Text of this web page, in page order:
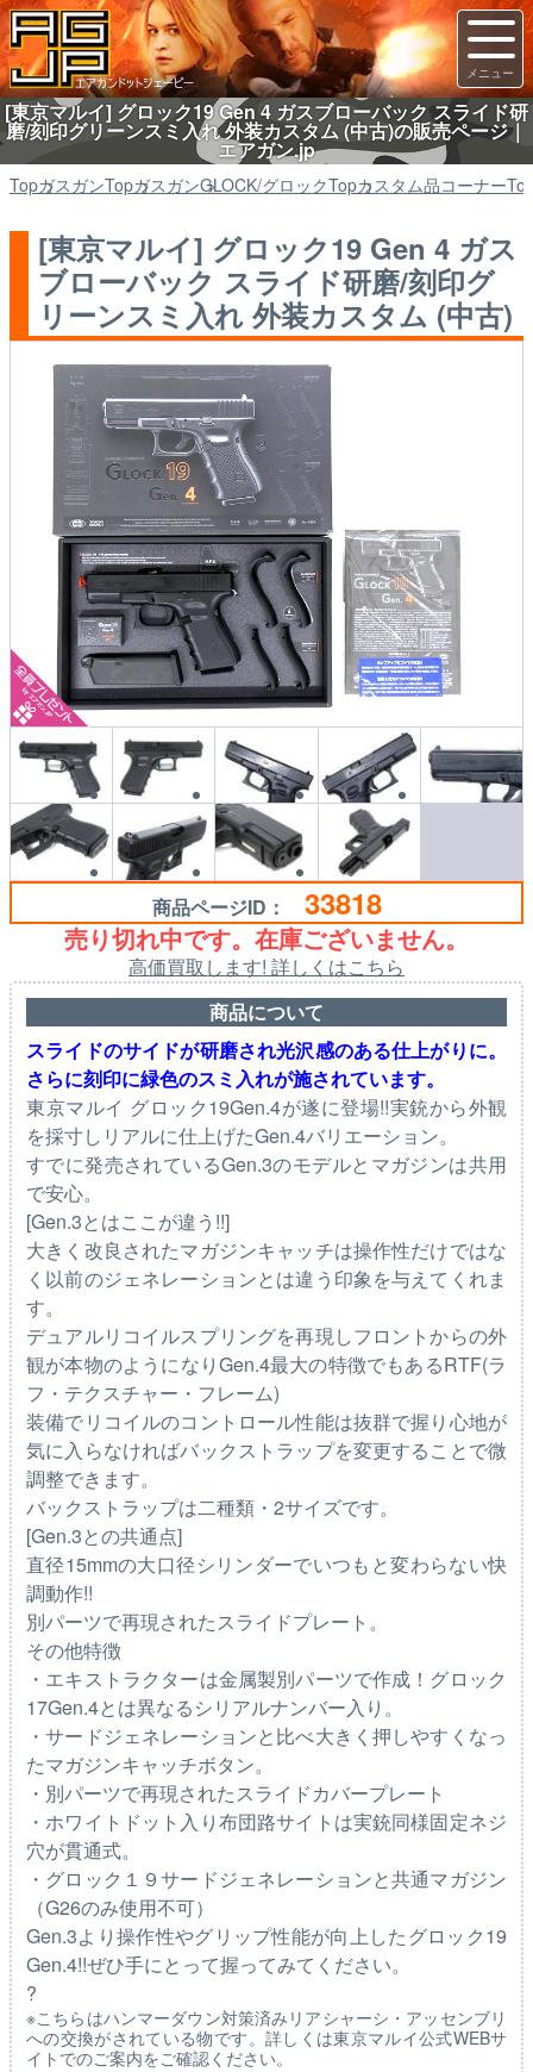
[東京マルイ] グロック19 Gen 4 ガスブローバック スライド研
磨/刻印グリーンスミ入れ 外装カスタム (中古)の販売ページ｜
エアガン.jp
TopガスガンTopガスガンGLOCK/グロックTopカスタム品コーナー
[東京マルイ] グロック19 Gen 4 ガス
ブローバック スライド研磨/刻印グ
リーンスミ入れ 外装カスタム (中古)
商品ページID： 33818
売り切れ中です。在庫ございません。
高価買取します! 詳しくはこちら
商品について
スライドのサイドが研磨され光沢感のある仕上がりに。
さらに刻印に緑色のスミ入れが施されています。
東京マルイ グロック19Gen.4が遂に登場!!実銃から外観
を採寸しリアルに仕上げたGen.4バリエーション。
すでに発売されているGen.3のモデルとマガジンは共用
で安心。
[Gen.3とはここが違う!!]
大きく改良されたマガジンキャッチは操作性だけではな
く以前のジェネレーションとは違う印象を与えてくれま
す。
デュアルリコイルスプリングを再現しフロントからの外
観が本物のようになりGen.4最大の特徴でもあるRTF(ラ
フ・テクスチャー・フレーム)
装備でリコイルのコントロール性能は抜群で握り心地が
気に入らなければバックストラップを変更することで微
調整できます。
バックストラップは二種類・2サイズです。
[Gen.3との共通点]
直径15mmの大口径シリンダーでいつもと変わらない快
調動作!!
別パーツで再現されたスライドプレート。
その他特徴
・エキストラクターは金属製別パーツで作成！グロック
17Gen.4とは異なるシリアルナンバー入り。
・サードジェネレーションと比べ大きく押しやすくなっ
たマガジンキャッチボタン。
・別パーツで再現されたスライドカバープレート
・ホワイトドット入り布団路サイトは実銃同様固定ネジ
穴が貫通式。
・グロック１９サードジェネレーションと共通マガジン
（G26のみ使用不可）
Gen.3より操作性やグリップ性能が向上したグロック19
Gen.4!!ぜひ手にとって握ってみてください。
?
※こちらはハンマーダウン対策済みリアシャーシ・アッセンブリ
への交換がされている物です。詳しくは東京マルイ公式WEBサ
イトでのご案内をご確認ください。